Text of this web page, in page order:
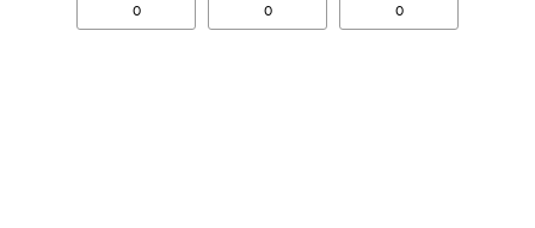
0 0 0